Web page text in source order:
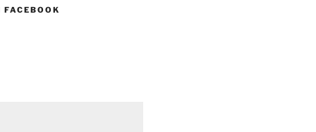
FACEBOOK